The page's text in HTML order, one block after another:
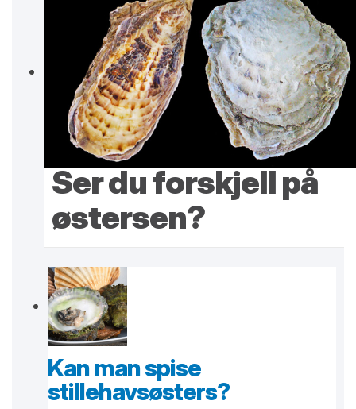
Ser du forskjell på
østersen?
Kan man spise
stillehavsøsters?